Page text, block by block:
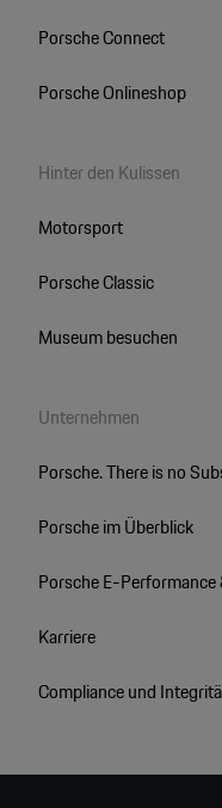
Porsche Connect
Porsche Onlineshop
Hinter den Kulissen
Motorsport
Porsche Classic
Museum besuchen
Unternehmen
Porsche. There is no
Porsche im Überblick
Porsche E-
Karriere
Compliance und